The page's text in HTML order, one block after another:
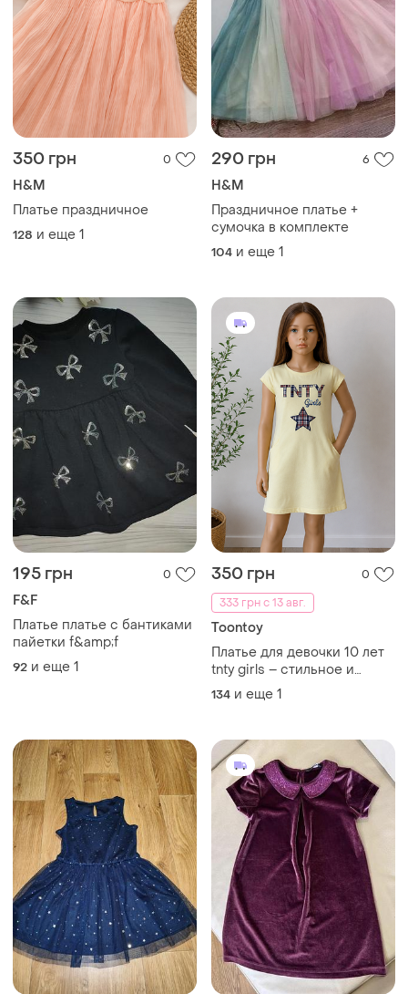
350 грн 0
H&M
Платье праздничное
128 и еще 1
290 грн 6
H&M
Праздничное платье +
сумочка в комплекте
104 и еще 1
195 грн 0
F&F
Платье платье с бантиками
пайетки f&amp;f
92 и еще 1
350 грн
0
333 грн с 13 авг.
Toontoy
Платье для девочки 10 лет
tnty girls – стильное и
удобное лимонного цвета
134 и еще 1